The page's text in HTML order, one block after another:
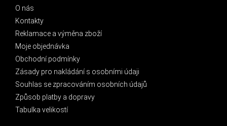
O nás
Kontakty
Reklamace a výměna zboží
Moje objednávka
Obchodní podmínky
Zásady pro nakládání s osobními údaji
Souhlas se zpracováním osobních údajů
Způsob platby a dopravy
Tabulka velikostí